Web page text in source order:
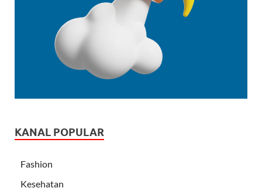
KANAL POPULAR
Fashion
Kesehatan